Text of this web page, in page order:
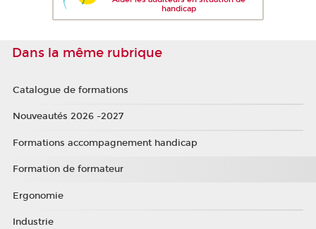
handicap
Dans la même rubrique
Catalogue de formations
Nouveautés 2026 -2027
Formations accompagnement handicap
Formation de formateur
Ergonomie
Industrie